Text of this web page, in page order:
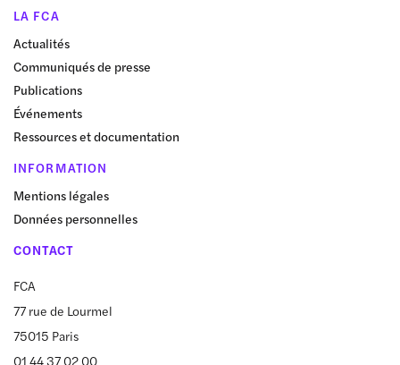
LA FCA
Actualités
Communiqués de presse
Publications
Événements
Ressources et documentation
INFORMATION
Mentions légales
Données personnelles
CONTACT
FCA
77 rue de Lourmel
75015 Paris
01 44 37 02 00